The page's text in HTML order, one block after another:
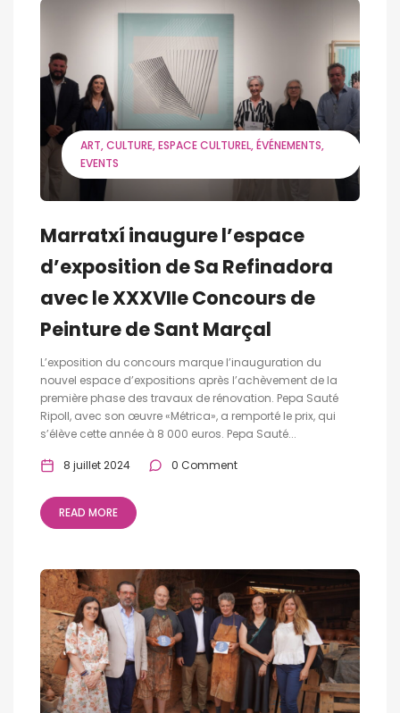
ART CULTURE ESPACE CULTUREL ÉVÉNEMENTS
EVENTS
Marratxí inaugure l’espace
d’exposition de Sa Refinadora
avec le XXXVIIe Concours de
Peinture de Sant Marçal
L’exposition du concours marque l’inauguration du
nouvel espace d’expositions après l’achèvement de la
première phase des travaux de rénovation. Pepa Sauté
Ripoll, avec son œuvre «Métrica», a remporté le prix, qui
s’élève cette année à 8 000 euros. Pepa Sauté...
8 juillet 2024 0 Comment
READ MORE